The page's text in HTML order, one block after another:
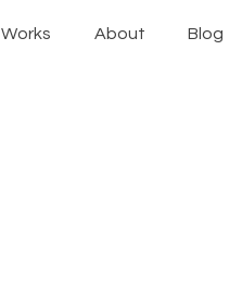
Works About Blog